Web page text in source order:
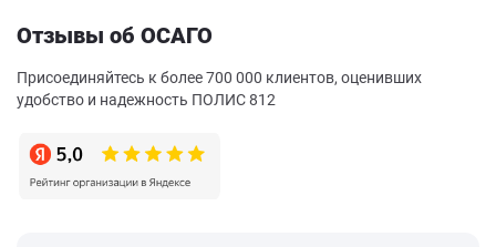
Отзывы об ОСАГО
Присоединяйтесь к более 700 000 клиентов, оценивших
удобство и надежность ПОЛИС 812